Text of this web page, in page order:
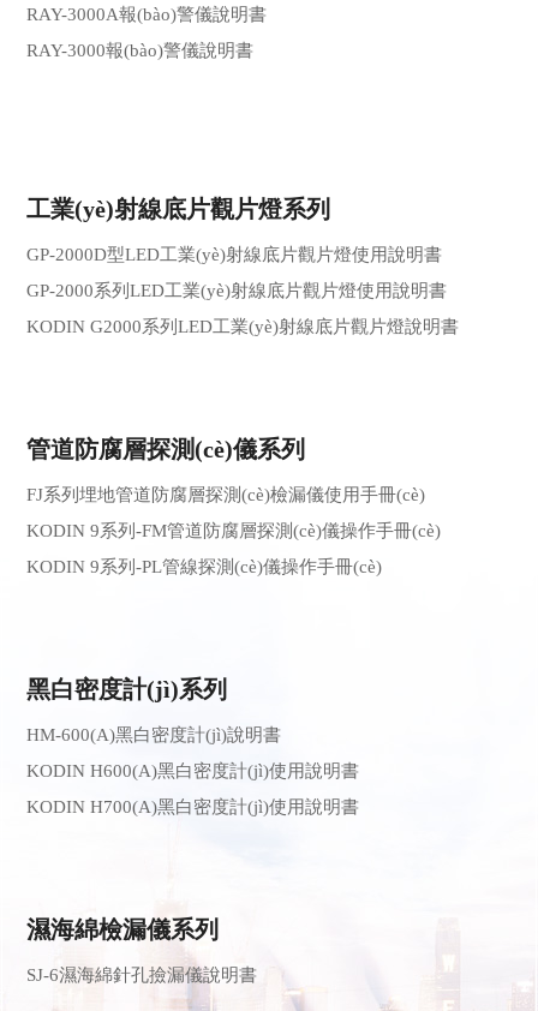
RAY-3000A報(bào)警儀說明書
RAY-3000報(bào)警儀說明書
工業(yè)射線底片觀片燈系列
GP-2000D型LED工業(yè)射線底片觀片燈使用說明書
GP-2000系列LED工業(yè)射線底片觀片燈使用說明書
KODIN G2000系列LED工業(yè)射線底片觀片燈說明書
管道防腐層探測(cè)儀系列
FJ系列埋地管道防腐層探測(cè)檢漏儀使用手冊(cè)
KODIN 9系列-FM管道防腐層探測(cè)儀操作手冊(cè)
KODIN 9系列-PL管線探測(cè)儀操作手冊(cè)
黑白密度計(jì)系列
HM-600(A)黑白密度計(jì)說明書
KODIN H600(A)黑白密度計(jì)使用說明書
KODIN H700(A)黑白密度計(jì)使用說明書
濕海綿檢漏儀系列
SJ-6濕海綿針孔撿漏儀說明書